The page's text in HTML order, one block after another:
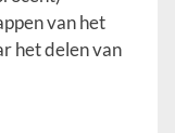
van het
het delen van